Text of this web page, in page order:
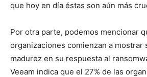
que hoy en día éstas son aún más
Por otra parte, podemos mencionar
organizaciones comienzan a mostrar
madurez en su respuesta al
Veeam indica que el 27% de las